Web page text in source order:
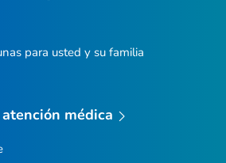
para usted y su familia
médica